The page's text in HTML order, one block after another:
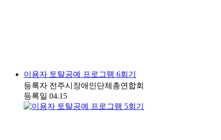
이용자 토탈공예 프로그램 6회기
등록자 전주시장애인단체총연합회
등록일 04.15